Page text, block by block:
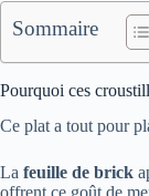
Sommaire
Pourquoi ces
Ce plat a tout pour
La feuille de brick